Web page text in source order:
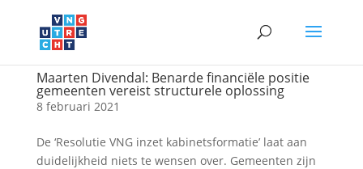
Maarten Divendal: Benarde financiële positie
gemeenten vereist structurele oplossing
8 februari 2021
De ‘Resolutie VNG inzet kabinetsformatie’ laat aan
duidelijkheid niets te wensen over. Gemeenten zijn